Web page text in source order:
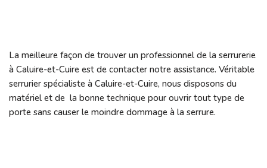
La meilleure façon de trouver un professionnel de la serrurerie
à Caluire-et-Cuire est de contacter notre assistance. Véritable
serrurier spécialiste à Caluire-et-Cuire, nous disposons du
matériel et de la bonne technique pour ouvrir tout type de
porte sans causer le moindre dommage à la serrure.